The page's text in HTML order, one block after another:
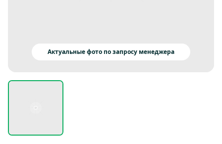
Актуальные фото по запросу менеджера